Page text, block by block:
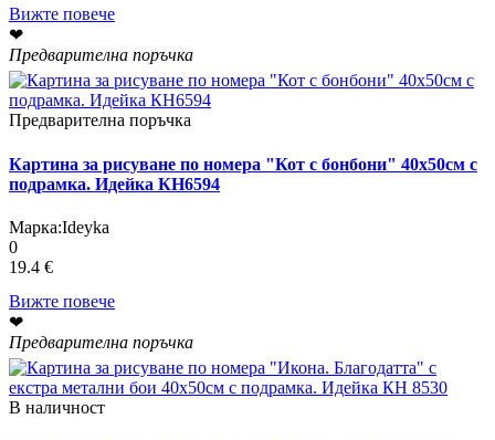
Вижте повече
❤
Предварителна поръчка
Предварителна поръчка
Картина за рисуване по номера "Кот с бонбони" 40х50см с
подрамка. Идейка КН6594
Марка:Ideyka
0
19.4 €
Вижте повече
❤
Предварителна поръчка
В наличност